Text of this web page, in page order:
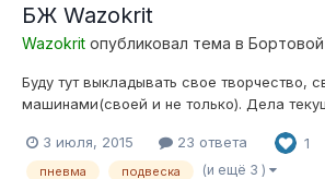
БЖ Wazokrit
Wazokrit опубликовал тема в
Буду тут выкладывать свое творчество,
машинами(своей и не только). Дела
результат.
3 июля, 2015 23 ответа 1
пневма подвеска (и ещё 3 )